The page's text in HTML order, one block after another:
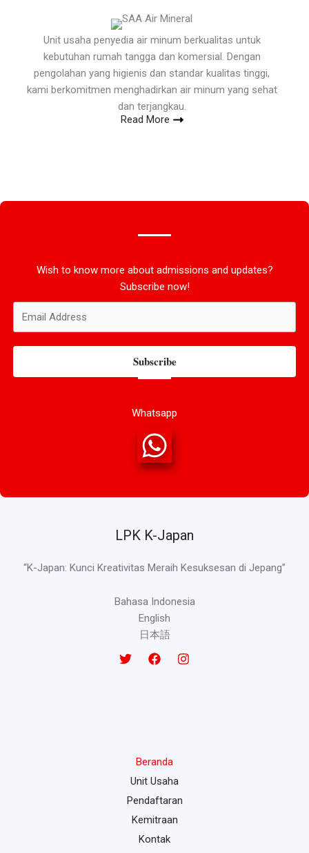
Unit usaha penyedia air minum berkualitas untuk
kebutuhan rumah tangga dan komersial. Dengan
pengolahan yang higienis dan standar kualitas tinggi,
kami berkomitmen menghadirkan air minum yang sehat
dan terjangkau.
Read More
Wish to know more about admissions and updates?
Subscribe now!
Subscribe
Whatsapp
LPK K-Japan
“K-Japan: Kunci Kreativitas Meraih Kesuksesan di Jepang”
Bahasa Indonesia
English
日本語
Beranda
Unit Usaha
Pendaftaran
Kemitraan
Kontak